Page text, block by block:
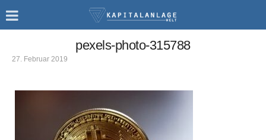
pexels-photo-315788
27. Februar 2019